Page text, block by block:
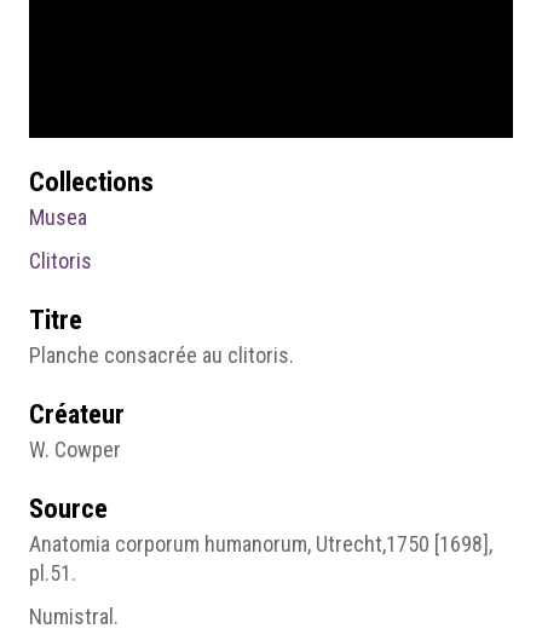
Collections
Musea
Clitoris
Titre
Planche consacrée au clitoris.
Créateur
W. Cowper
Source
Anatomia corporum humanorum, Utrecht,1750 [1698],
pl.51.
Numistral.